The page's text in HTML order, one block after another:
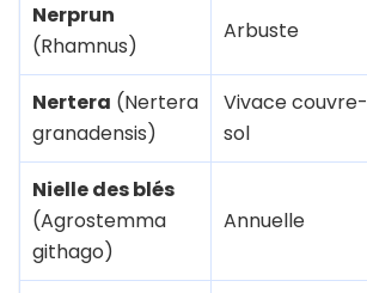
Nerprun
(Rhamnus)
Arbuste
Nertera (Nertera
granadensis)
Vivace couvre-
sol
Nielle des blés
(Agrostemma
githago)
Annuelle